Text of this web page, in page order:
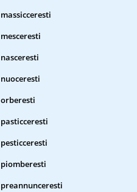
massicceresti
mesceresti
nasceresti
nuoceresti
orberesti
pasticceresti
pesticceresti
piomberesti
preannunceresti